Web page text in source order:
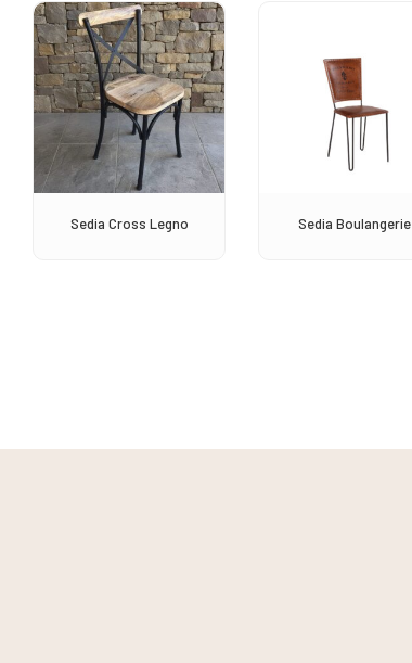
Sedia Cross Legno Sedia Boulangerie